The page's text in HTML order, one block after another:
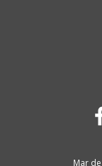
Mar